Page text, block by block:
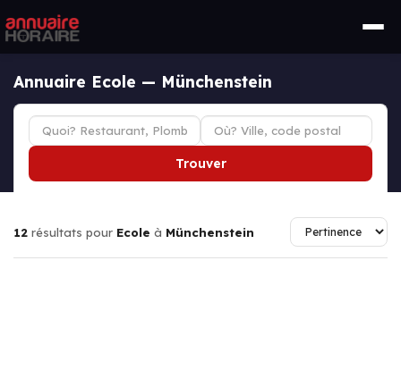
Annuaire Ecole — Münchenstein
Trouver
12 résultats pour Ecole à Münchenstein